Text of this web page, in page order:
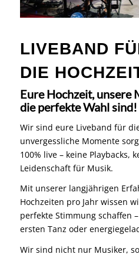
LIVEBAND
DIE
Eure Hochzeit, unsere
die perfekte Wahl sind!
Wir sind eure Liveband für
unvergessliche Momente
100% live – keine Playbacks,
Leidenschaft für Musik.
Mit unserer langjährigen
Hochzeiten pro Jahr wissen
perfekte Stimmung schaffen
ersten Tanz oder
Wir sind nicht nur Musiker,